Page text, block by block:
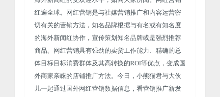
红遍全球。网红营销是与社媒营销推广和内容运营密
切有关的营销方法，知名品牌根据与有名或有知名度
的海外新闻红协作，宣传策划知名品牌或是强烈推荐
商品。网红营销具有强劲的卖货工作能力、精确的总
体目标目标消费群体及其高转换的ROI等优点，变成国
外商家亲睐的店铺推广方法。今日，小熊猫君与大伙
儿一起通过国外网红营销数据信息，看营销推广新发